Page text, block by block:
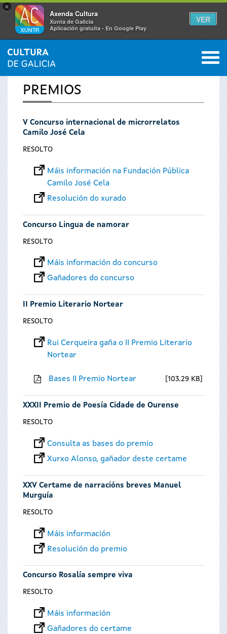
×
Axenda Cultura
Xunta de Galicia
Aplicación gratuíta - En Google Play
VER
Vostede
está
aquí
INICIO 0
PREMIOS
V Concurso internacional de microrrelatos
Camilo José Cela
RESOLTO
Máis información na Fundación Pública
Camilo José Cela
Resolución do xurado
Concurso Lingua de namorar
RESOLTO
Máis información do concurso
Gañadores do concurso
II Premio Literario Nortear
RESOLTO
Rui Cerqueira gaña o II Premio Literario
Nortear
Bases II Premio Nortear 103.29 KB
XXXII Premio de Poesía Cidade de Ourense
RESOLTO
Consulta as bases do premio
Xurxo Alonso, gañador deste certame
XXV Certame de narracións breves Manuel
Murguía
RESOLTO
Máis información
Resolución do premio
Concurso Rosalía sempre viva
RESOLTO
Máis información
Gañadores do certame